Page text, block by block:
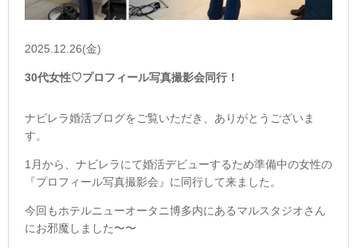
2025.12.26(金)
30代女性♡プロフィール写真撮影会同行！
ナビレラ婚活ブログをご覧いただき、ありがとうございま
す。
1月から、ナビレラにて婚活デビューするため準備中の女性の
『プロフィール写真撮影会』に同行して来ました。
今回もホテルニューオータニ博多内にあるマルスタジオさん
にお邪魔しました〜〜